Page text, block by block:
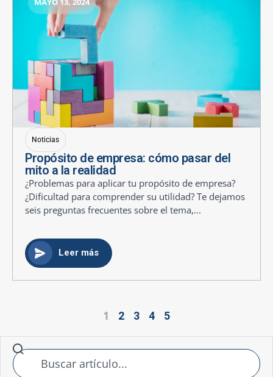
Noticias
Propósito de empresa: cómo pasar del
mito a la realidad
¿Problemas para aplicar tu propósito de empresa?
¿Dificultad para comprender su utilidad? Te dejamos
seis preguntas frecuentes sobre el tema,...
Leer más
1 2 3 4 5